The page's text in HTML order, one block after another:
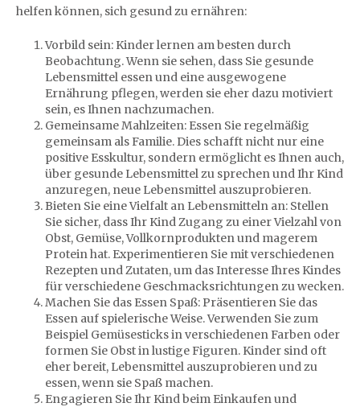
helfen können, sich gesund zu ernähren:
Vorbild sein: Kinder lernen am besten durch
Beobachtung. Wenn sie sehen, dass Sie gesunde
Lebensmittel essen und eine ausgewogene
Ernährung pflegen, werden sie eher dazu motiviert
sein, es Ihnen nachzumachen.
Gemeinsame Mahlzeiten: Essen Sie regelmäßig
gemeinsam als Familie. Dies schafft nicht nur eine
positive Esskultur, sondern ermöglicht es Ihnen auch,
über gesunde Lebensmittel zu sprechen und Ihr Kind
anzuregen, neue Lebensmittel auszuprobieren.
Bieten Sie eine Vielfalt an Lebensmitteln an: Stellen
Sie sicher, dass Ihr Kind Zugang zu einer Vielzahl von
Obst, Gemüse, Vollkornprodukten und magerem
Protein hat. Experimentieren Sie mit verschiedenen
Rezepten und Zutaten, um das Interesse Ihres Kindes
für verschiedene Geschmacksrichtungen zu wecken.
Machen Sie das Essen Spaß: Präsentieren Sie das
Essen auf spielerische Weise. Verwenden Sie zum
Beispiel Gemüsesticks in verschiedenen Farben oder
formen Sie Obst in lustige Figuren. Kinder sind oft
eher bereit, Lebensmittel auszuprobieren und zu
essen, wenn sie Spaß machen.
Engagieren Sie Ihr Kind beim Einkaufen und